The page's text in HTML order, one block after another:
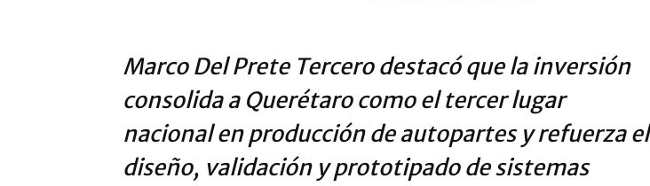
Marco Del Prete Tercero destacó que la inversión
consolida a Querétaro como el tercer lugar
nacional en producción de autopartes y refuerza el
diseño, validación y prototipado de sistemas